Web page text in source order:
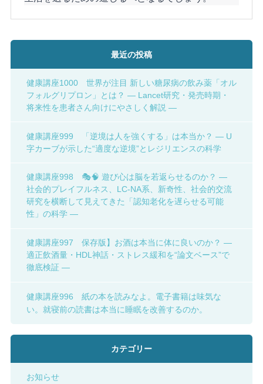
最近の投稿
健康講座1000 世界が注目 新しい糖尿病の飲み薬「オル
フォルグリプロン」とは？ ― Lancet研究・発売時期・
将来性を患者さん向けにやさしく解説 ―
健康講座999 「逆境は人を強くする」は本当か？ ― U
字カーブが示した“適度な逆境”とレジリエンスの科学
健康講座998 🎭🧠 遊び心は脳を若返らせるのか？ ―
社会的プレイフルネス、LC-NA系、新奇性、社会的交流
研究を横断して見えてきた「認知老化を遅らせる可能
性」の科学 ―
健康講座997 保存版】お酒は本当に体に良いのか？ ―
適正飲酒量・HDL神話・ストレス緩和を“論文ベース”で
徹底検証 ―
健康講座996 紙の本を読みなよ。電子書籍は味気な
い。就寝前の読書は本当に睡眠を改善するのか。
カテゴリー
お知らせ